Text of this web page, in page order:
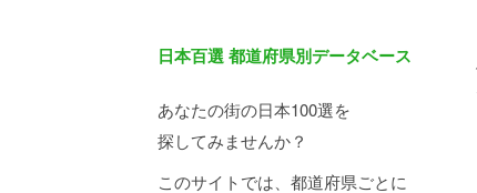
日本百選 都道府県別データベース
あなたの街の日本100選を
探してみませんか？
このサイトでは、都道府県ごとに